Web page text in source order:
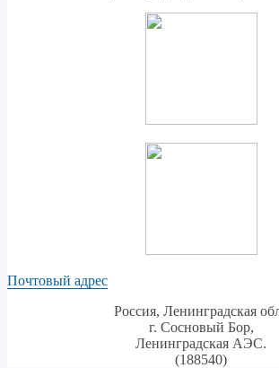
Почтовый адрес
Россия, Ленинградская
г. Сосновый Бор,
Ленинградская АЭС.
(188540)